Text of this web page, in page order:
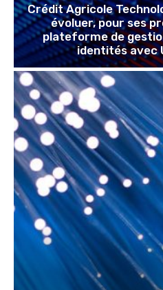
Crédit Agricole
évoluer, pour ses
plateforme de
identités avec